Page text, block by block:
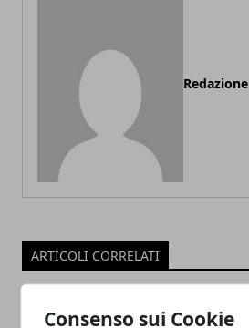
Consenso sui Cookie
Redazione
ARTICOLI CORRELATI